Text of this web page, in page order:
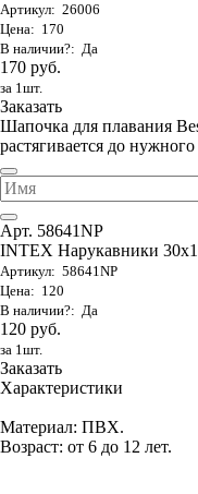
Артикул: 26006
Цена: 170
В наличии?: Да
170 руб.
за 1шт.
Заказать
Шапочка для плавания
растягивается до
Арт. 58641NP
INTEX Нарукавники
Артикул: 58641NP
Цена: 120
В наличии?: Да
120 руб.
за 1шт.
Заказать
Характеристики
Материал: ПВХ.
Возраст: от 6 до 12 лет.